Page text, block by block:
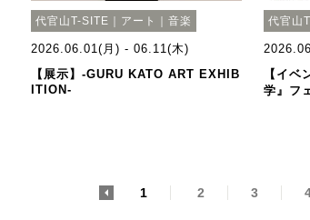
代官山T-SITE｜アート｜音楽
2026.06.01(月) - 06.11(木)
【展示】-GURU KATO ART EXHIB
ITION-
代官山
【イベ
学』フ
1 2 3